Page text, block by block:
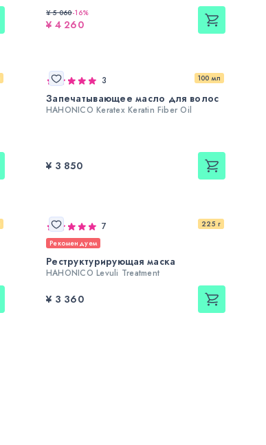
¥ 5 060-16%
¥ 4 260
100 мл
3
Запечатывающее масло для волос
HAHONICO Keratex Keratin Fiber Oil
¥ 3 850
225 г
7
Рекомендуем
Реструктурирующая маска
HAHONICO Levuli Treatment
¥ 3 360